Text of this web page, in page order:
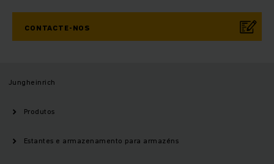
CONTACTE-NOS
Jungheinrich
Produtos
Estantes e armazenamento para armazéns